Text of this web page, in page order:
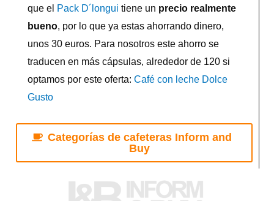
que el Pack D´longui tiene un precio realmente
bueno, por lo que ya estas ahorrando dinero,
unos 30 euros. Para nosotros este ahorro se
traducen en más cápsulas, alrededor de 120 si
optamos por este oferta:Café con leche Dolce
Gusto
Categorías de cafeteras Inform and
Buy